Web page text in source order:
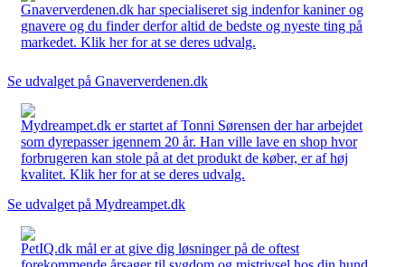
Gnaververdenen.dk har specialiseret sig indenfor kaniner og
gnavere og du finder derfor altid de bedste og nyeste ting på
markedet. Klik her for at se deres udvalg.
Se udvalget på Gnaververdenen.dk
Mydreampet.dk er startet af Tonni Sørensen der har arbejdet
som dyrepasser igennem 20 år. Han ville lave en shop hvor
forbrugeren kan stole på at det produkt de køber, er af høj
kvalitet. Klik her for at se deres udvalg.
Se udvalget på Mydreampet.dk
PetIQ.dk mål er at give dig løsninger på de oftest